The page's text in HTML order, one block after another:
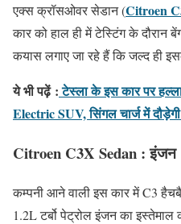
एक्स क्रॉसओवर सेडान (Citroen
कार को हाल ही में टेस्टिंग के दौरान
कयास लगाए जा रहे हैं कि जल्द ही
ये भी पढ़ें:टेस्ला के इस कार पर
Electric SUV, सिंगल चार्ज में
Citroen C3X Sedan : इंजन
कम्पनी आने वाली इस कार में C3
1.2L टर्बो पेट्रोल इंजन का